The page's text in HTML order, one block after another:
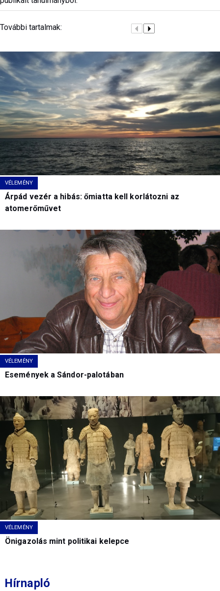
További tartalmak:
VÉLEMÉNY
Árpád vezér a hibás: őmiatta kell korlátozni az
atomerőművet
VÉLEMÉNY
Események a Sándor-palotában
VÉLEMÉNY
Önigazolás mint politikai kelepce
Hírnapló